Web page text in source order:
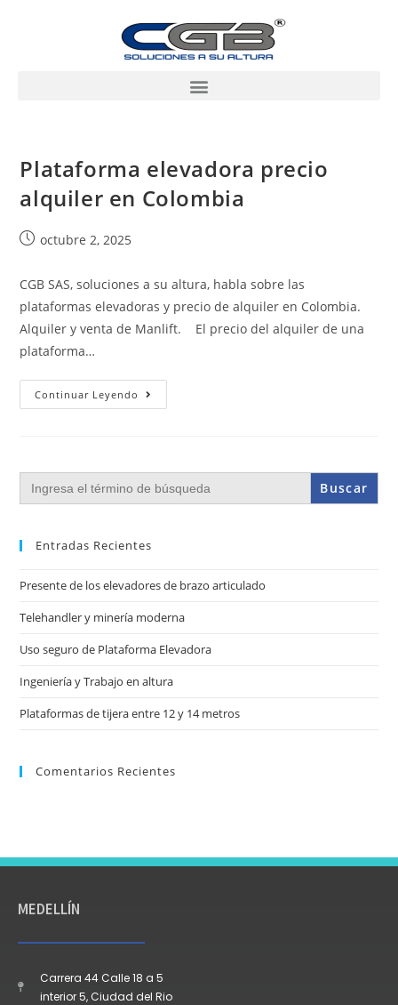
Plataforma elevadora precio
alquiler en Colombia
octubre 2, 2025
CGB SAS, soluciones a su altura, habla sobre las
plataformas elevadoras y precio de alquiler en Colombia.
Alquiler y venta de Manlift. El precio del alquiler de una
plataforma…
Continuar Leyendo
Buscar:
Entradas Recientes
Presente de los elevadores de brazo articulado
Telehandler y minería moderna
Uso seguro de Plataforma Elevadora
Ingeniería y Trabajo en altura
Plataformas de tijera entre 12 y 14 metros
Comentarios Recientes
MEDELLÍN
Carrera 44 Calle 18 a 5
interior 5, Ciudad del Rio